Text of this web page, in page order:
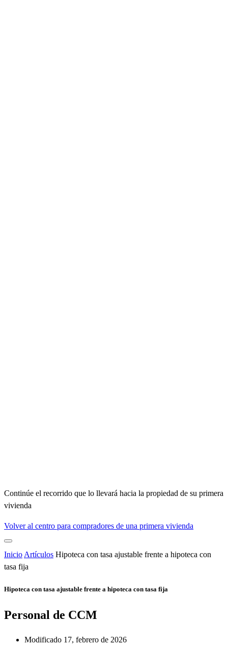
Continúe el recorrido que lo llevará hacia la propiedad de su primera
vivienda
Volver al centro para compradores de una primera vivienda
Inicio Artículos Hipoteca con tasa ajustable frente a hipoteca con
tasa fija
Hipoteca con tasa ajustable frente a hipoteca con tasa fija
Personal de CCM
Modificado 17, febrero de 2026